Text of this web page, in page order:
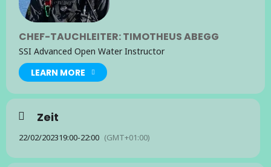
CHEF-TAUCHLEITER: TIMOTHEUS ABEGG
SSI Advanced Open Water Instructor
LEARN MORE
Zeit
22/02/202319:00-22:00 (GMT+01:00)